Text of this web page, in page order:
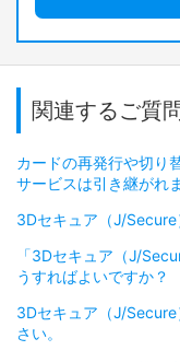
関連するご質
カードの再発行や切り
サービスは引き継がれ
3Dセキュア（J/Secure
「3Dセキュア（J/
うすればよいですか？
3Dセキュア（J/
さい。